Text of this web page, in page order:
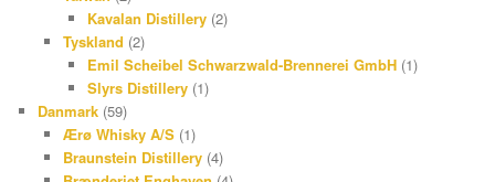
Kavalan Distillery (2)
Tyskland (2)
Emil Scheibel Schwarzwald-Brennerei GmbH (1)
Slyrs Distillery (1)
Danmark (59)
Ærø Whisky A/S(1)
Braunstein Distillery(4)